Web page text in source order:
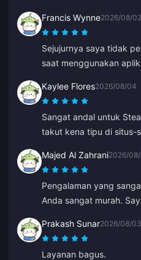
Francis Wynne2026/08/02
Sejujurnya saya tidak
saat menggunakan
Kaylee Flores2026/08/04
Sangat andal untuk
takut kena tipu di situs-
direkomendasikan 10/
Majed Al Zahrani2026/
Pengalaman yang
Anda sangat murah.
Prakash Sunar2026/08/03
Layanan bagus.